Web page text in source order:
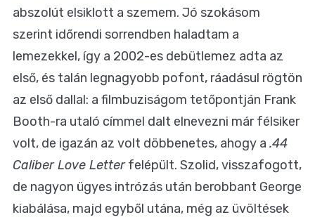
abszolút elsiklott a szemem. Jó szokásom
szerint időrendi sorrendben haladtam a
lemezekkel, így a 2002-es debütlemez adta az
első, és talán legnagyobb pofont, ráadásul rögtön
az első dallal: a filmbuziságom tetőpontján Frank
Booth-ra utaló címmel dalt elnevezni már félsiker
volt, de igazán az volt döbbenetes, ahogy a .44
Caliber Love Letterfelépült. Szolid, visszafogott,
de nagyon ügyes intrózás után berobbant George
kiabálása, majd egyből utána, még az üvöltések